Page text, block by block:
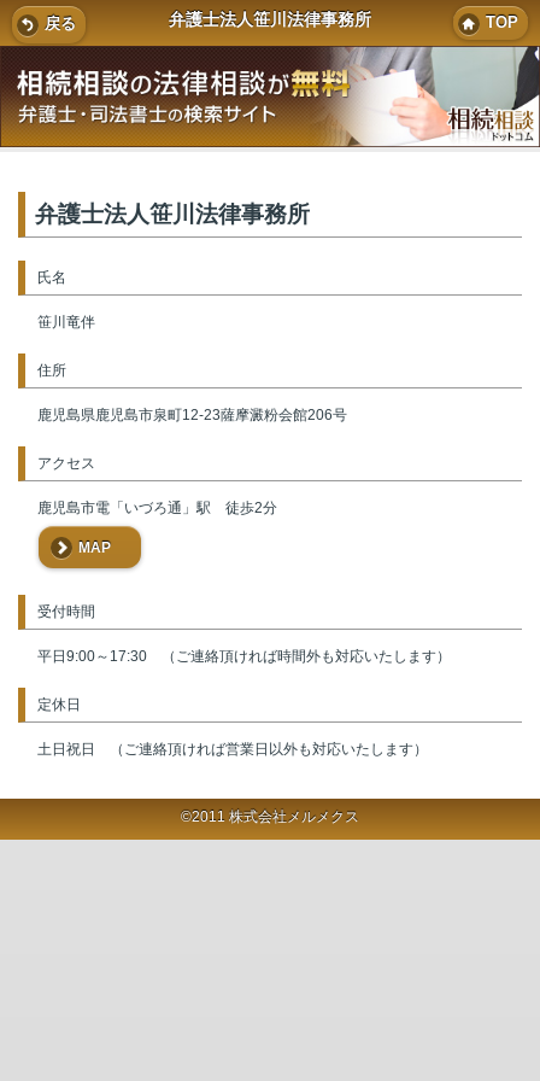
戻る 弁護士法人笹川法律事務所 TOP
弁護士法人笹川法律事務所
氏名
笹川竜伴
住所
鹿児島県鹿児島市泉町12-23薩摩澱粉会館206号
アクセス
鹿児島市電「いづろ通」駅 徒歩2分
MAP
受付時間
平日9:00～17:30 （ご連絡頂ければ時間外も対応いたします）
定休日
土日祝日 （ご連絡頂ければ営業日以外も対応いたします）
©2011 株式会社メルメクス